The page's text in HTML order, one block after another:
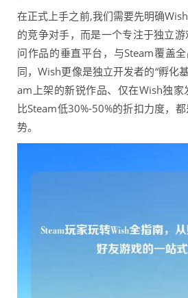
在正式上手之前,我们需要先明确
的竞争对手，而是一个专注于独立
问作品的垂直平台，与Steam覆盖
同，Wish更像是独立开发者的“孵
am上架的新锐作品、仅在Wish独家
比Steam低30%-50%的折扣力度，
势。